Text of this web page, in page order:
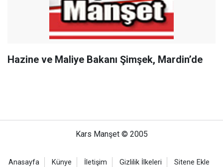
Hazine ve Maliye Bakanı Şimşek, Mardin’de
Kars Manşet © 2005
Anasayfa Künye İletişim Gizlilik İlkeleri Sitene Ekle